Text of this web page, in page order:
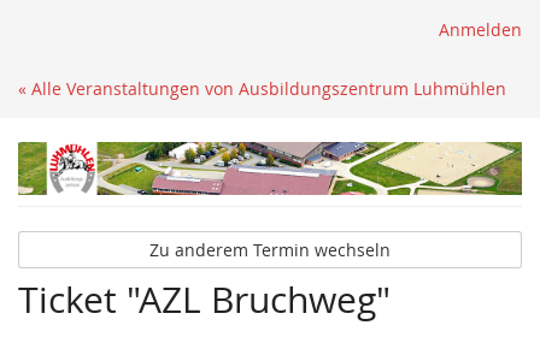
Anmelden
« Alle Veranstaltungen von Ausbildungszentrum Luhmühlen
Zu anderem Termin wechseln
Ticket "AZL Bruchweg"